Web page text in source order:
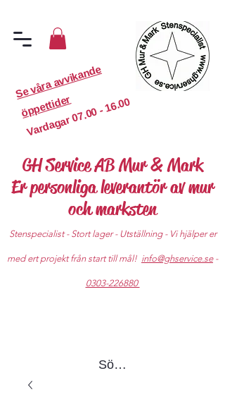
S
e
v
år
a
a
v
vi
k
a
n
d
e
ö
p
p
etti
d
er
Vardagar
07.00 - 16.00
GH Service AB Mur & Mark
Er personliga leverantör av mur
och marksten
Stenspecialist - Stort lager - Utställning - Vi hjälper er
med ert projekt från start till mål! info@ghservice.se-
0303-226880
Sök produkter